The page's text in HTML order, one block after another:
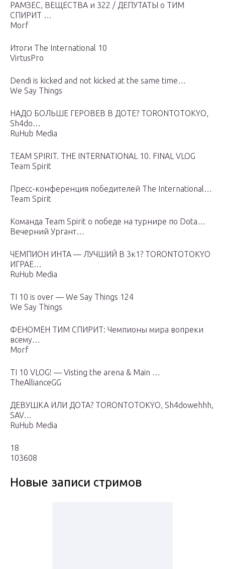
РАМЗЕС, ВЕЩЕСТВА и 322 / ДЕПУТАТЫ о ТИМ
СПИРИТ …
Morf
Итоги The International 10
VirtusPro
Dendi is kicked and not kicked at the same time…
We Say Things
НАДО БОЛЬШЕ ГЕРОВЕВ В ДОТЕ? TORONTOTOKYO,
Sh4do…
RuHub Media
TEAM SPIRIT. THE INTERNATIONAL 10. FINAL VLOG
Team Spirit
Пресс-конференция победителей The International…
Team Spirit
Команда Team Spirit о победе на турнире по Dota…
Вечерний Ургант…
ЧЕМПИОН ИНТА — ЛУЧШИЙ В 3к1? TORONTOTOKYO
ИГРАЕ…
RuHub Media
TI 10 is over — We Say Things 124
We Say Things
ФЕНОМЕН ТИМ СПИРИТ: Чемпионы мира вопреки
всему…
Morf
TI 10 VLOG! — Visting the arena & Main …
TheAllianceGG
ДЕВУШКА ИЛИ ДОТА? TORONTOTOKYO, Sh4dowehhh,
SAV…
RuHub Media
18
103608
Новые записи стримов